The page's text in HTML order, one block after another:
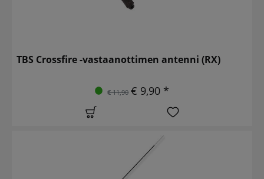
TBS Crossfire -vastaanottimen antenni (RX)
€ 11,90 € 9,90 *